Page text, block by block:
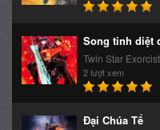
Song tinh diệt
Twin Star
2 lượt xem
Đại Chúa Tể